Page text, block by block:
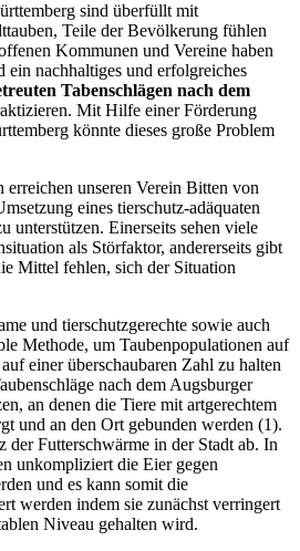
sind überfüllt mit
Teile der Bevölkerung fühlen
Kommunen und Vereine haben
nachhaltiges und erfolgreiches
Tabenschlägen nach dem
Mit Hilfe einer Förderung
könnte dieses große Problem
erreichen unseren Verein Bitten von
eines tierschutz-adäquaten
unterstützen. Einerseits sehen viele
als Störfaktor, andererseits gibt
Mittel fehlen, sich der Situation
und tierschutzgerechte sowie auch
Methode, um Taubenpopulationen auf
einer überschaubaren Zahl zu halten
nach dem Augsburger
an denen die Tiere mit artgerechtem
und an den Ort gebunden werden (1).
der Futterschwärme in der Stadt ab. In
unkompliziert die Eier gegen
und es kann somit die
werden indem sie zunächst verringert
Niveau gehalten wird.